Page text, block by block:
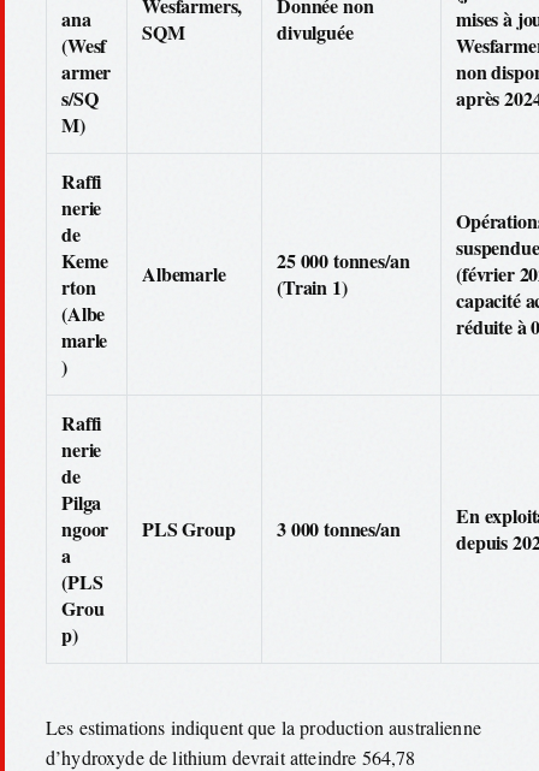
ana
(Wesf
armer
s/SQ
M)
SQM
divulguée
mises à
non
après
Raffi
nerie
de
Keme
rton
(Albe
marle
)
Albemarle
25 000 tonnes/an
(Train 1)
(février
capacité
réduite à
Raffi
nerie
de
Pilga
ngoor
a
(PLS
Grou
p)
PLS Group 3 000 tonnes/an
En
depuis
Les estimations indiquent que la production australienne
d’hydroxyde de lithium devrait atteindre 564,78